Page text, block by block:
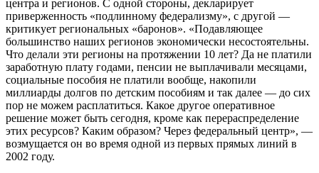
центра и регионов. С одной стороны, декларирует
приверженность «подлинному федерализму», с другой —
критикует региональных «баронов». «Подавляющее
большинство наших регионов экономически несостоятельны.
Что делали эти регионы на протяжении 10 лет? Да не платили
заработную плату годами, пенсии не выплачивали месяцами,
социальные пособия не платили вообще, накопили
миллиарды долгов по детским пособиям и так далее — до сих
пор не можем расплатиться. Какое другое оперативное
решение может быть сегодня, кроме как перераспределение
этих ресурсов? Каким образом? Через федеральный центр», —
возмущается он во время одной из первых прямых линий в
2002 году.